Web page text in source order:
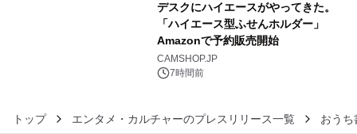
アーティストを フィーチャーしたアニ
メーションを公開～
デスクにハイエースがやってきた。
「ハイエース型ふせんホルダー」
Amazonで予約販売開始
CAMSHOP.JP
7時間前
トップ エンタメ・カルチャーのプレスリリース一覧 おう